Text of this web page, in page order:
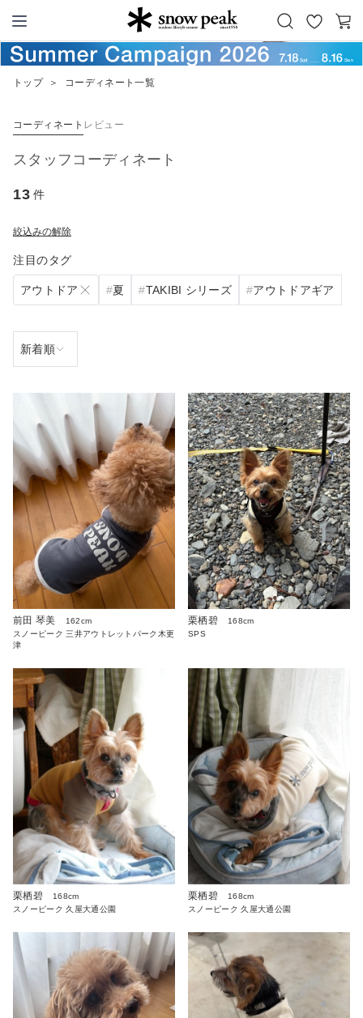
Snow Peak
お
気
カ
ー
トップ ＞ コーディネート一覧
コーディネート レビュー
スタッフコーディネート
13 件
絞込みの解除
注目のタグ
アウトドア 夏 TAKIBI シリーズ アウトドアギア
前田 琴美
162cm
スノーピーク 三井アウトレットパーク木更
津
栗栖碧
168cm
SPS
栗栖碧
168cm
スノーピーク 久屋大通公園
栗栖碧
168cm
スノーピーク 久屋大通公園